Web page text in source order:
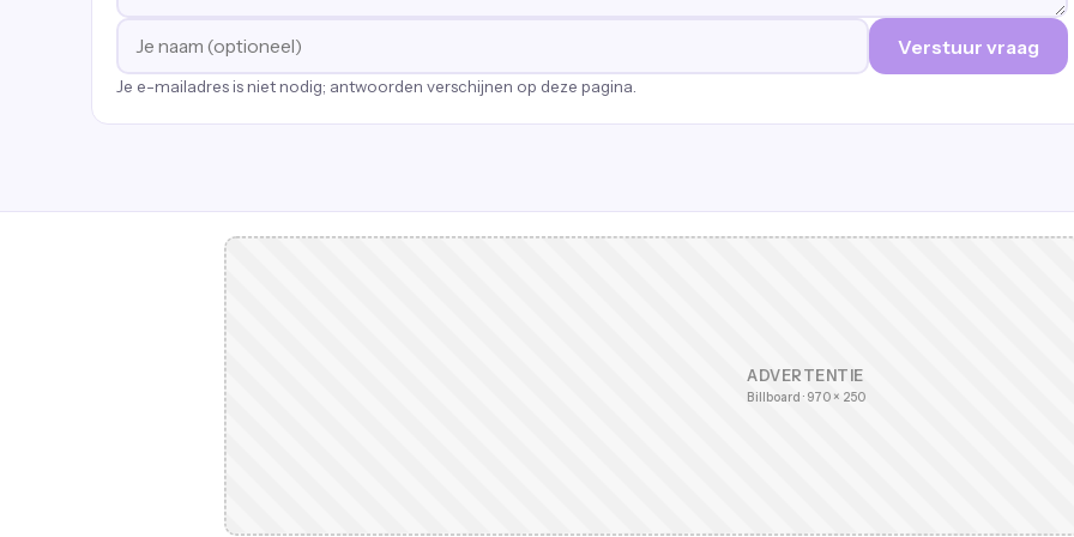
Verstuur vraag
Je e-mailadres is niet nodig; antwoorden verschijnen op deze pagina.
ADVERTENTIE
Billboard · 970 × 250